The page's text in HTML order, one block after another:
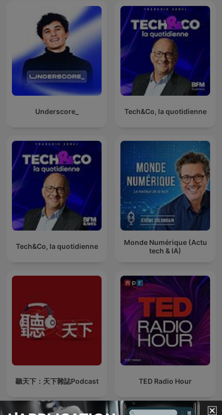
Underscore_ Tech&Co, la quotidienne
Tech&Co, la quotidienne
Monde Numérique (Actu
tech & IA)
聽天下：天下雜誌Podcast TED Radio Hour